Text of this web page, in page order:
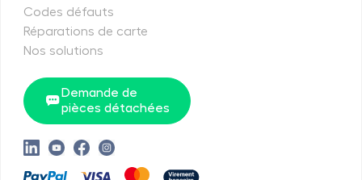
Codes défauts
Réparations de carte
Nos solutions
Demande de
pièces détachées